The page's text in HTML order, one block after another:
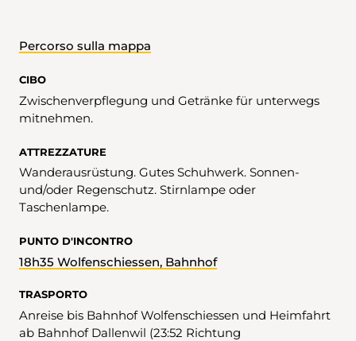
Percorso sulla mappa
CIBO
Zwischenverpflegung und Getränke für unterwegs
mitnehmen.
ATTREZZATURE
Wanderausrüstung. Gutes Schuhwerk. Sonnen-
und/oder Regenschutz. Stirnlampe oder
Taschenlampe.
PUNTO D'INCONTRO
18h35 Wolfenschiessen, Bahnhof
TRASPORTO
Anreise bis Bahnhof Wolfenschiessen und Heimfahrt
ab Bahnhof Dallenwil (23:52 Richtung